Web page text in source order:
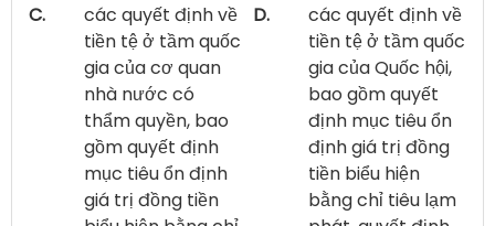
C.
các quyết định về
tiền tệ ở tầm quốc
gia của cơ quan
nhà nước có
thẩm quyền, bao
gồm quyết định
mục tiêu ổn định
giá trị đồng tiền
D.
các quyết định về
tiền tệ ở tầm quốc
gia của Quốc hội,
bao gồm quyết
định mục tiêu ổn
định giá trị đồng
tiền biểu hiện
bằng chỉ tiêu lạm